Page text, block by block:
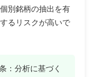
別銘柄の抽出を有
るリスクが高いで
：分析に基づく